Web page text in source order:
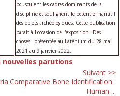
bousculent les cadres dominants de la
discipline et soulignent le potentiel narratif
des objets archéologiques. Cette publication
paraît à l'occasion de l'exposition "Des
choses" présentée au Laténium du 28 mai
2021 au 9 janvier 2022.
parutions
Suivant >>
Comparative Bone Identification :
Human ...